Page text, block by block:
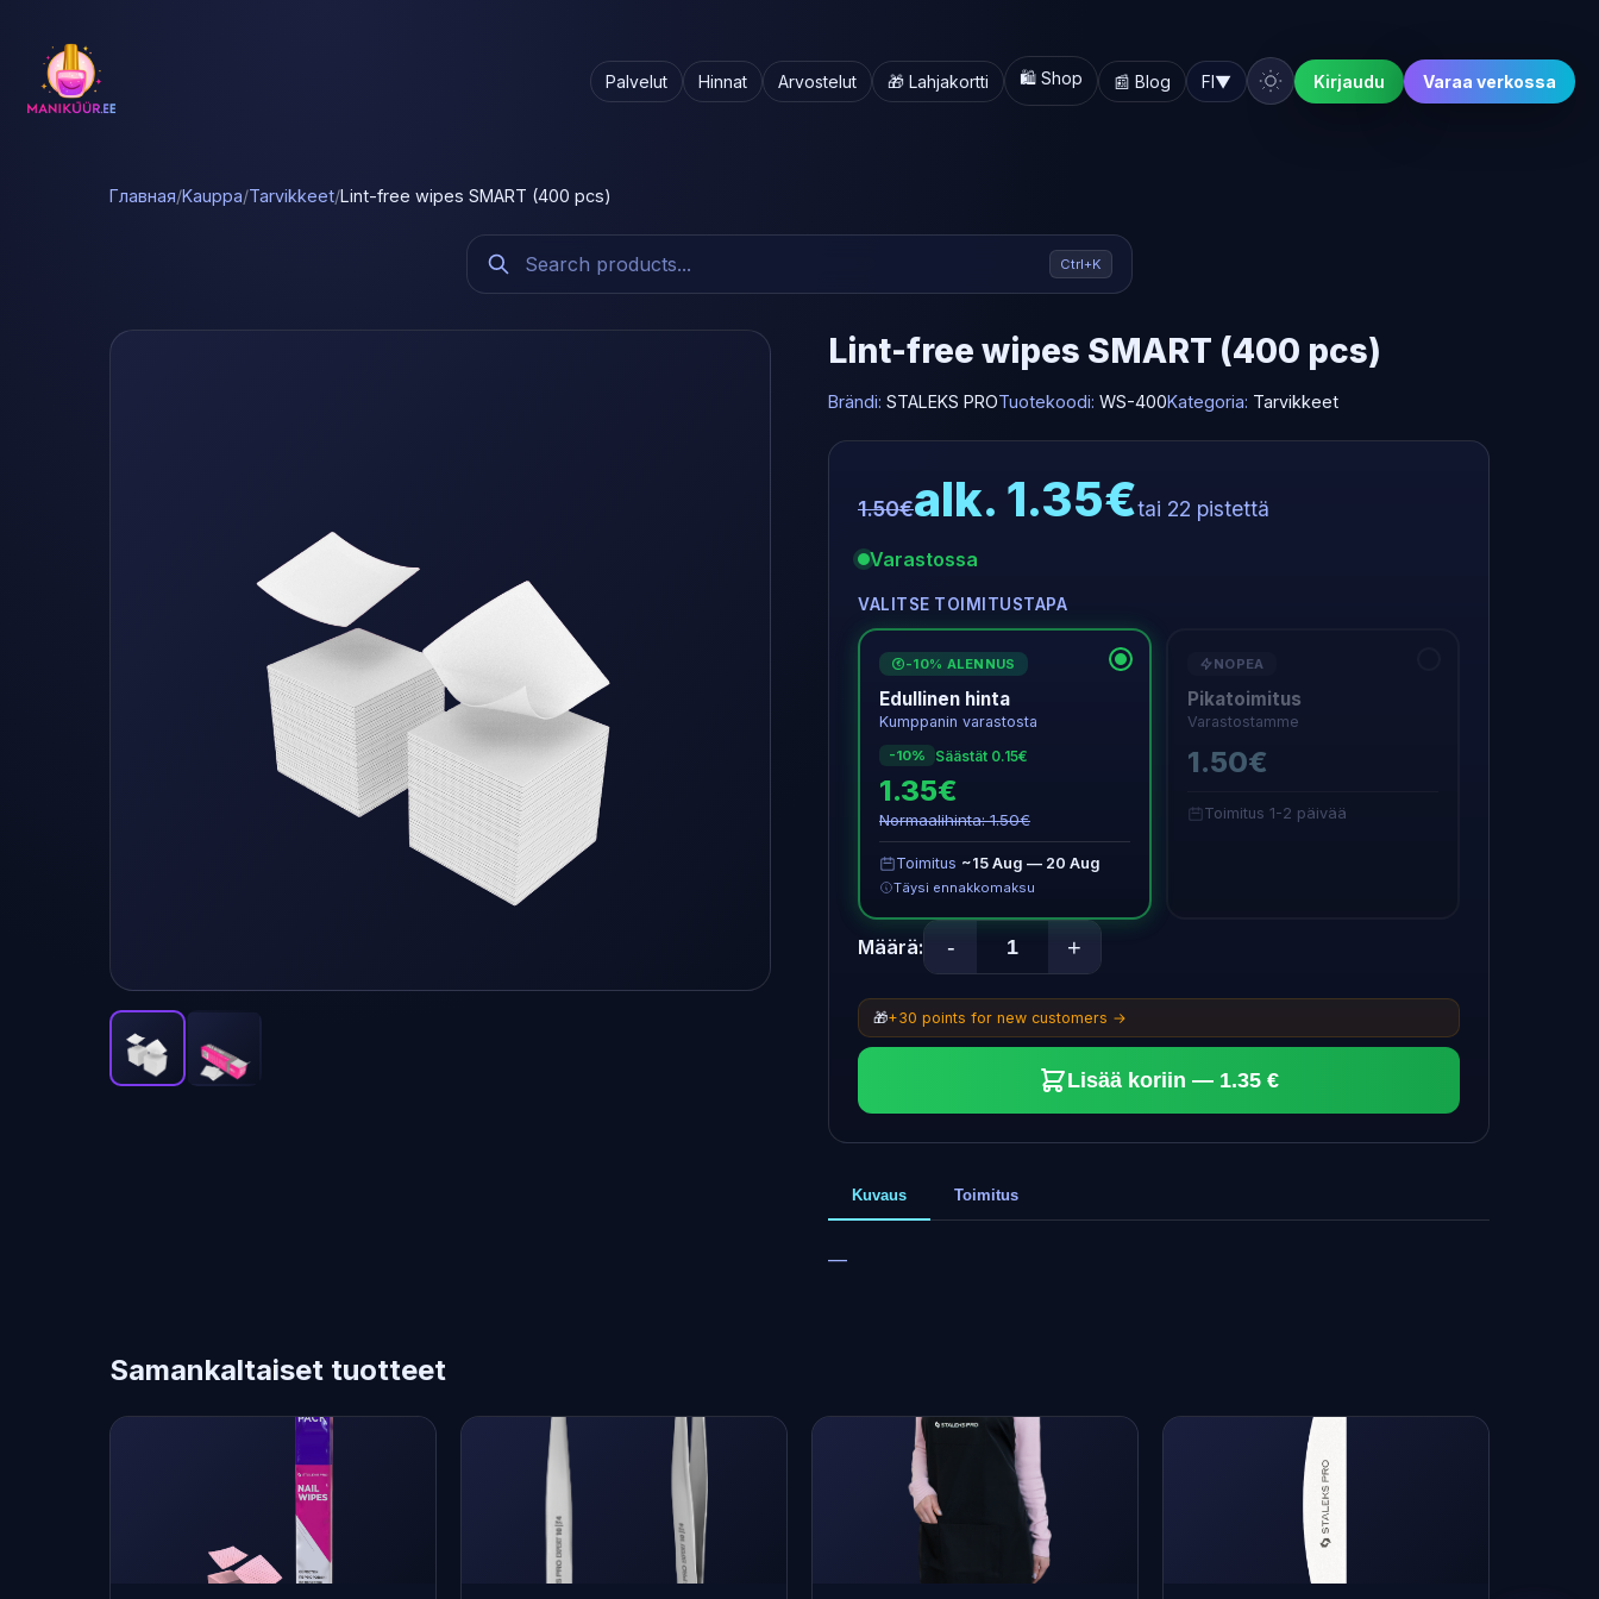
Palvelut Hinnat Arvostelut 🎁 Lahjakortti 🛍️ Shop 📰 Blog FI▼ Kirjaudu Varaa verkossa
Главная/Kauppa/Tarvikkeet/Lint-free wipes SMART (400 pcs)
Ctrl+K
Lint-free wipes SMART (400 pcs)
Brändi: STALEKS PROTuotekoodi: WS-400Kategoria: Tarvikkeet
1.50€alk. 1.35€tai 22 pistettä
Varastossa
VALITSE TOIMITUSTAPA
€ -10% ALENNUS
Edullinen hinta
Kumppanin varastosta
-10% Säästät 0.15€
1.35€
Normaalihinta: 1.50€
Toimitus ~15 Aug — 20 Aug
Täysi ennakkomaksu
NOPEA
Pikatoimitus
Varastostamme
1.50€
Toimitus 1-2 päivää
Määrä: - +
🎁+30 points for new customers →
Lisää koriin — 1.35 €
Kuvaus Toimitus
—
Samankaltaiset tuotteet
+